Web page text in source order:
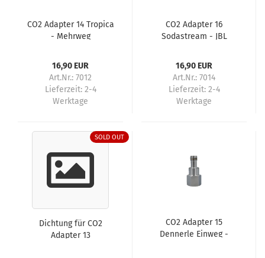
CO2 Adapter 14 Tropica
- Mehrweg
16,90 EUR
Art.Nr.: 7012
Lieferzeit: 2-4
Werktage
CO2 Adapter 16
Sodastream - JBL
16,90 EUR
Art.Nr.: 7014
Lieferzeit: 2-4
Werktage
SOLD OUT
Dichtung für CO2
Adapter 13
CO2 Adapter 15
Dennerle Einweg -